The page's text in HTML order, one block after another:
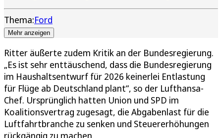
Thema:Ford
Mehr anzeigen
Ritter äußerte zudem Kritik an der Bundesregierung.
„Es ist sehr enttäuschend, dass die Bundesregierung
im Haushaltsentwurf für 2026 keinerlei Entlastung
für Flüge ab Deutschland plant“, so der Lufthansa-
Chef. Ursprünglich hatten Union und SPD im
Koalitionsvertrag zugesagt, die Abgabenlast für die
Luftfahrtbranche zu senken und Steuererhöhungen
rückgängig zu machen.